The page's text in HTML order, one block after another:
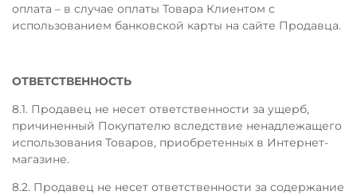
оплата – в случае оплаты Товара Клиентом с
использованием банковской карты на сайте Продавца.
ОТВЕТСТВЕННОСТЬ
8.1. Продавец не несет ответственности за ущерб,
причиненный Покупателю вследствие ненадлежащего
использования Товаров, приобретенных в Интернет-
магазине.
8.2. Продавец не несет ответственности за содержание